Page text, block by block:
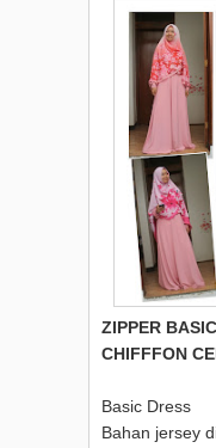
ZIPPER
CHIFFFON
Basic Dress
Bahan jersey